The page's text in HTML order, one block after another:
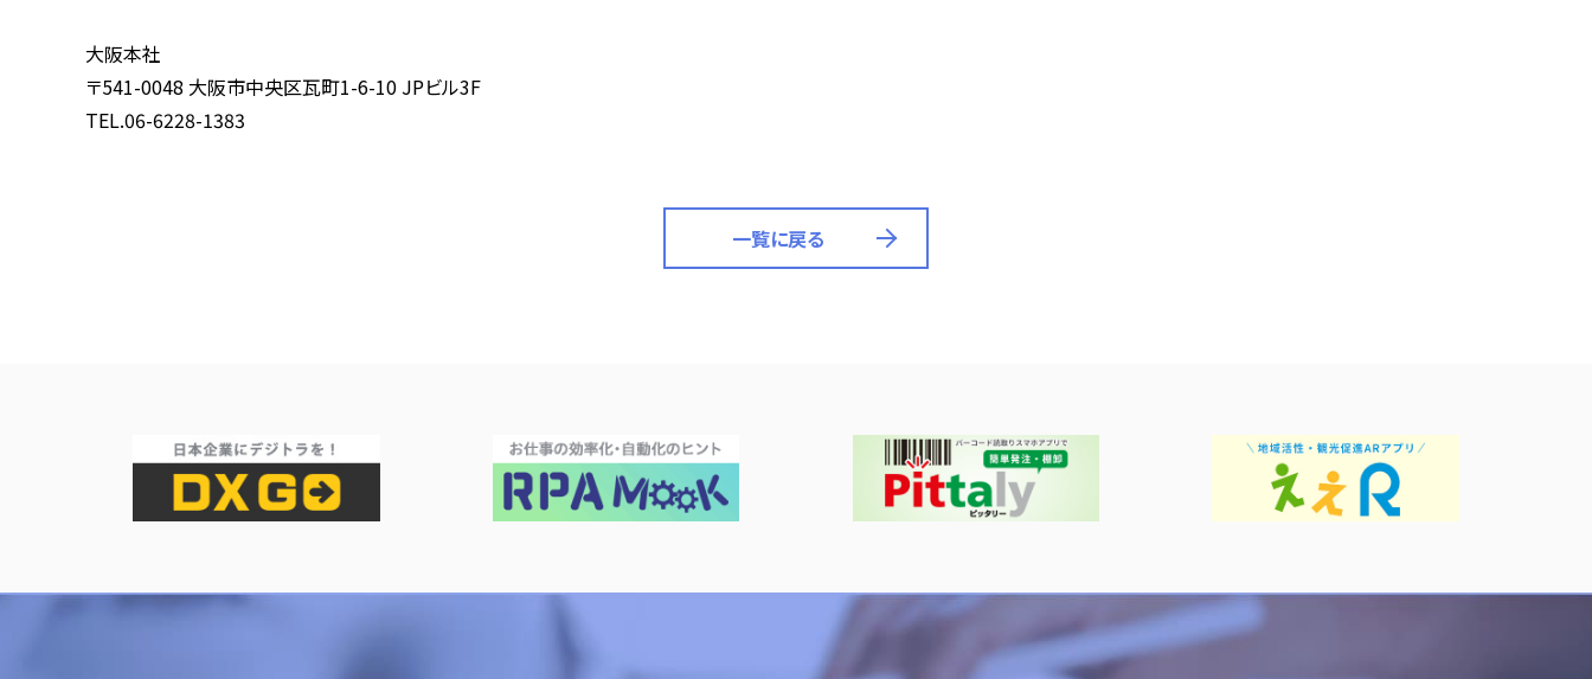
大阪本社
〒541-0048 大阪市中央区瓦町1-6-10 JPビル3F
TEL.06-6228-1383
一覧に戻る